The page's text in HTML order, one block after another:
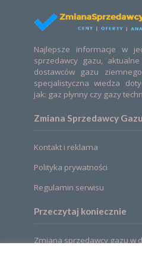
Najlepsze informacje w
sprzedawcy gazu,
dostawców gazu
specjalistyczna wiedza
jak: gaz płynny czy gazy
Zmiana Sprzedawcy Gazu
Kontakt i reklama
Polityka prywatności
Regulamin serwisu
Przeczytaj koniecznie
Zmiana sprzedawcy gazu w